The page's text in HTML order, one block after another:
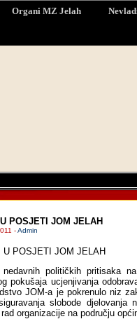
Organi MZ Jelah
POSJETI JOM JELAH
-Admin
U POSJETI JOM JELAH
nedavnih političkih pritisaka
pokušaja ucjenjivanja
JOM-a je pokrenulo niz
slobode djelovanja
rad organizacije na području